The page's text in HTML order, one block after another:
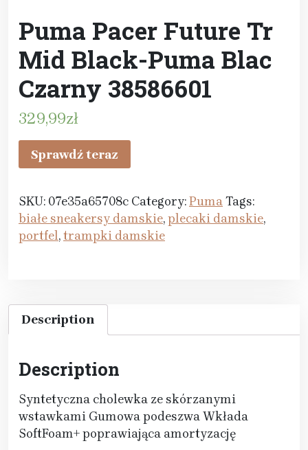
Puma Pacer Future Tr
Mid Black-Puma Blac
Czarny 38586601
329,99zł
Sprawdź teraz
SKU: 07e35a65708c Category:PumaTags:
białe sneakersy damskie,plecaki damskie,
portfel,trampki damskie
Description
Description
Syntetyczna cholewka ze skórzanymi
wstawkami Gumowa podeszwa Wkłada
SoftFoam+ poprawiająca amortyzację